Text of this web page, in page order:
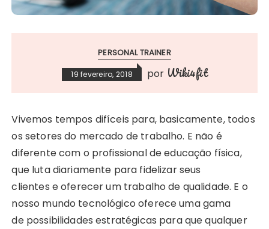
PERSONAL TRAINER
19 fevereiro, 2018 por Wiki4fit
Vivemos tempos difíceis para, basicamente, todos
os setores do mercado de trabalho. E não é
diferente com o profissional de educação física,
que luta diariamente para fidelizar seus
clientes e oferecer um trabalho de qualidade. E o
nosso mundo tecnológico oferece uma gama
de possibilidades estratégicas para que qualquer